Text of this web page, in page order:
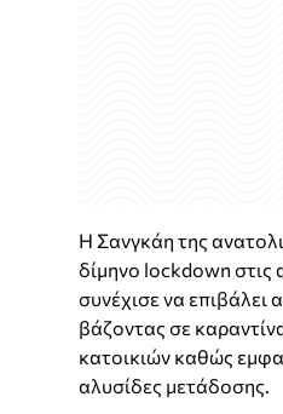
Η Σανγκάη της
δίμηνο lockdown στις
συνέχισε να επιβάλει
βάζοντας σε
κατοικιών καθώς
αλυσίδες μετάδοσης.